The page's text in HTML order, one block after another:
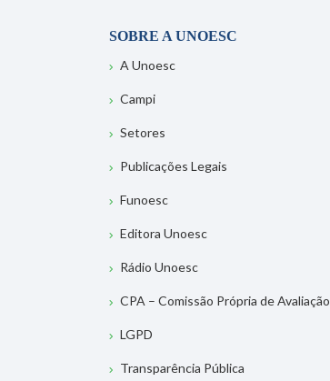
SOBRE A UNOESC
A Unoesc
Campi
Setores
Publicações Legais
Funoesc
Editora Unoesc
Rádio Unoesc
CPA – Comissão Própria de Avaliação
LGPD
Transparência Pública